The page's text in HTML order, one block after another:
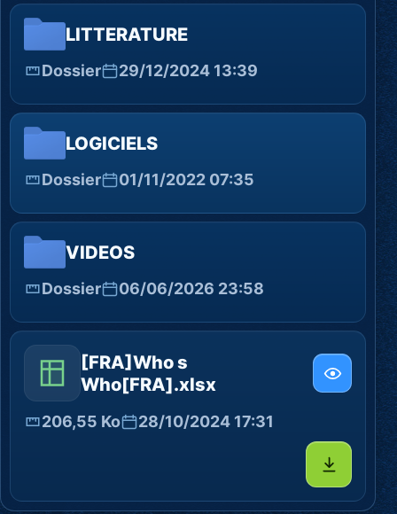
LITTERATURE
Dossier 29/12/2024 13:39
LOGICIELS
Dossier 01/11/2022 07:35
VIDEOS
Dossier 06/06/2026 23:58
[FRA]Who s
Who[FRA].xlsx
206,55 Ko 28/10/2024 17:31